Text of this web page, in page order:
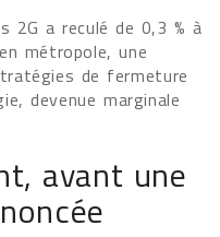
2G a reculé de 0,3 % à
métropole, une
de fermeture
devenue marginale
avant une